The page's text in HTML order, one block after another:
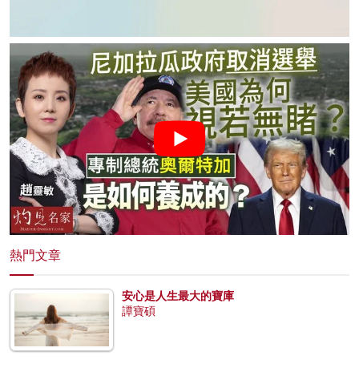
熱門文章
安心是人生最大的寶庫
譚寶碩